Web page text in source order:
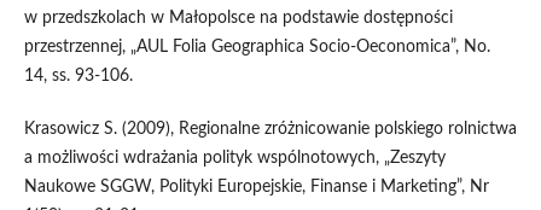
w przedszkolach w Małopolsce na podstawie dostępności
przestrzennej, „AUL Folia Geographica Socio-Oeconomica”, No.
14, ss. 93-106.
Krasowicz S. (2009), Regionalne zróżnicowanie polskiego rolnictwa
a możliwości wdrażania polityk wspólnotowych, „Zeszyty
Naukowe SGGW, Polityki Europejskie, Finanse i Marketing”, Nr